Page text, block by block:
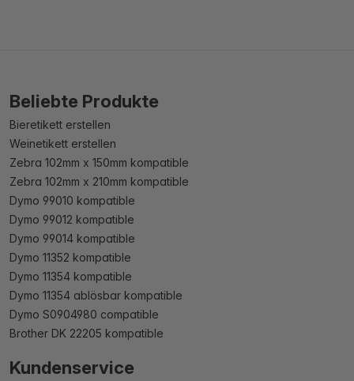
Beliebte Produkte
Bieretikett erstellen
Weinetikett erstellen
Zebra 102mm x 150mm kompatible
Zebra 102mm x 210mm kompatible
Dymo 99010 kompatible
Dymo 99012 kompatible
Dymo 99014 kompatible
Dymo 11352 kompatible
Dymo 11354 kompatible
Dymo 11354 ablösbar kompatible
Dymo S0904980 compatible
Brother DK 22205 kompatible
Kundenservice